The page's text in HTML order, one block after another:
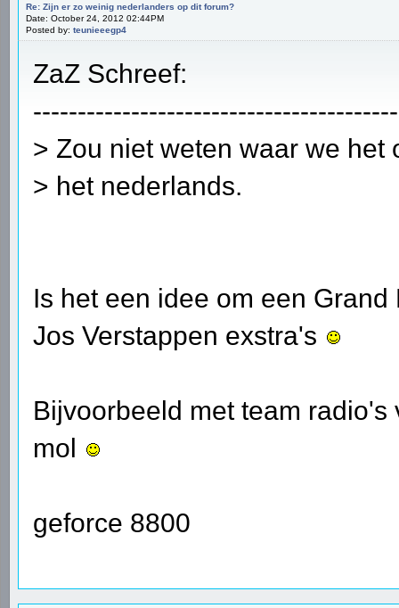
Re: Zijn er zo weinig nederlanders op dit forum?
Date: October 24, 2012 02:44PM
Posted by: teunieeegp4
ZaZ Schreef:
> Zou niet weten waar we het
> het nederlands.
Is het een idee om een
Jos Verstappen exstra's
Bijvoorbeeld met team
mol
geforce 8800